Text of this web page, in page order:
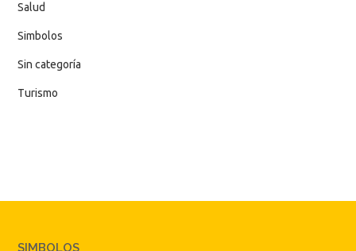
Salud
Simbolos
Sin categoría
Turismo
SIMBOLOS